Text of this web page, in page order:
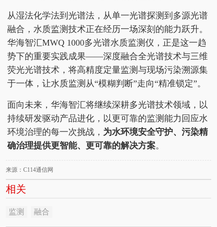
从湿法化学法到光谱法，从单一光谱探测到多源光谱
融合，水质监测技术正在经历一场深刻的能力跃升。
华海智汇MWQ 1000多光谱水质监测仪，正是这一趋
势下的重要实践成果——深度融合全光谱技术与三维
荧光光谱技术，将高精度定量监测与现场污染溯源集
于一体，让水质监测从“模糊判断”走向“精准锁定”。
面向未来，华海智汇将继续深耕多光谱技术领域，以
持续研发驱动产品进化，以更可靠的监测能力回应水
环境治理的每一次挑战， 为水环境安全守护、污染精
确治理提供更智能、更可靠的解决方案。
来源：C114通信网
相关
监测 融合